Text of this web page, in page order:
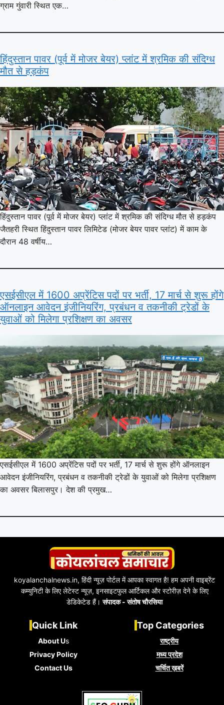
ग्राम गुंवारी स्थित एक…
हिंदुस्तान पावर (पूर्व में मोजर बेयर) प्लांट में श्रमिक की संदिग्ध
मौत से हड़कंप
हिंदुस्तान पावर (पूर्व में मोजर बेयर) प्लांट में श्रमिक की संदिग्ध मौत से हड़कंप
जैतहरी स्थित हिंदुस्तान पावर लिमिटेड (मोजर बेयर पावर प्लांट) में काम के
दौरान 48 वर्षीय…
एसईसीएल में 1600 अप्रेंटिस पदों पर भर्ती, 17 मार्च से शुरू होंगे
ऑनलाइन आवेदन इंजीनियरिंग, प्रबंधन व तकनीकी ट्रेडों के
युवाओं को मिलेगा प्रशिक्षण का अवसर
एसईसीएल में 1600 अप्रेंटिस पदों पर भर्ती, 17 मार्च से शुरू होंगे ऑनलाइन
आवेदन इंजीनियरिंग, प्रबंधन व तकनीकी ट्रेडों के युवाओं को मिलेगा प्रशिक्षण
का अवसर बिलासपुर। देश की प्रमुख…
koyalanchalnews.in, हिंदी न्यूज़ पोर्टल में आपका स्वागत है! हम अपनी वाइब्रेंट
कम्युनिटी के लिए लेटेस्ट न्यूज़, इनसाइटफुल आर्टिकल और स्टोरीज़ देने के लिए
डेडिकेटेड हैं।संपादक - संतोष चौरसिया
Quick Link
About Us
Privacy Policy
Contact Us
Top Categories
राष्ट्रीय
मध्य प्रदेश
चर्चित ख़बरें